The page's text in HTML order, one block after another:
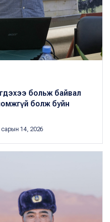
больж байвал
болж буйн
сарын 14, 2026